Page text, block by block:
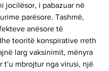
jocilësor, i pabazuar në
parësore. Tashmë,
anësore të
teoritë konspirative rreth
larg vaksinimit, mënyra
t’u mbrojtur nga virusi, një